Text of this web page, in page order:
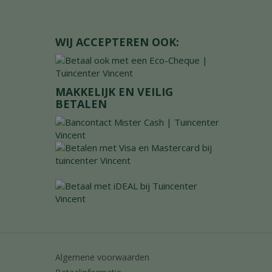
WIJ ACCEPTEREN OOK:
MAKKELIJK EN VEILIG
BETALEN
Algemene voorwaarden